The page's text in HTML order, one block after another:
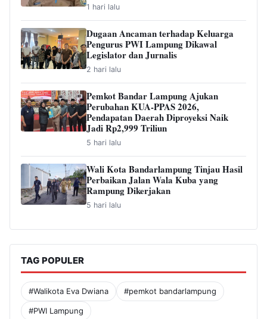
1 hari lalu
Dugaan Ancaman terhadap Keluarga
Pengurus PWI Lampung Dikawal
Legislator dan Jurnalis
2 hari lalu
Pemkot Bandar Lampung Ajukan
Perubahan KUA-PPAS 2026,
Pendapatan Daerah Diproyeksi Naik
Jadi Rp2,999 Triliun
5 hari lalu
Wali Kota Bandarlampung Tinjau Hasil
Perbaikan Jalan Wala Kuba yang
Rampung Dikerjakan
5 hari lalu
TAG POPULER
#Walikota Eva Dwiana #pemkot bandarlampung
#PWI Lampung